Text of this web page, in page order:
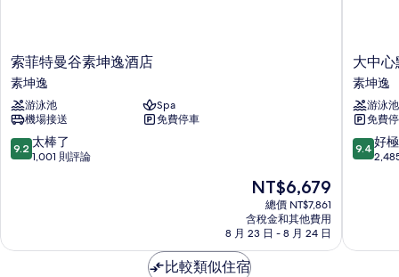
索
菲
特
曼
谷
素
坤
逸
索菲特曼谷素坤逸酒店
素坤逸
游泳池
Spa
機場接送
免費停車
9.2
分，
棒
9.2 太棒了
1,001 則評論
現
價
格
為
NT$6,679
NT$6,679
總價 NT$7,861
含稅金和其他費用
8 月 23 日 - 8 月 24 日
大
中
心
點
21
號
航
逸
大中心
素坤逸
游泳池
免費
9.4
分，
極
9.4 好
比較類似住宿